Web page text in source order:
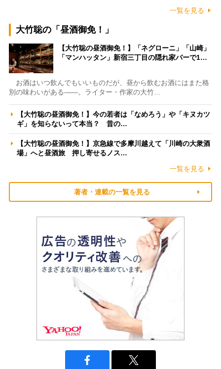
一覧を見る
大竹聡の「昼酒御免！」
【大竹聡の昼酒御免！】「ネグローニ」「山崎」
「マンハッタン」新宿三丁目の隠れ家バーで1…
お酒はいつ飲んでもいいものだが、昼から飲むお酒にはまた格
別の味わいがある――。ライター・作家の大竹…
【大竹聡の昼酒御免！】今の若者は「なめろう」や「キヌカツ
ギ」を知らないって本当？ 昔の…
【大竹聡の昼酒御免！】京急線で多摩川越えて「川崎の大衆酒
場」へと昼酒旅 押し寄せるノス…
一覧を見る
著者・連載の一覧を見る